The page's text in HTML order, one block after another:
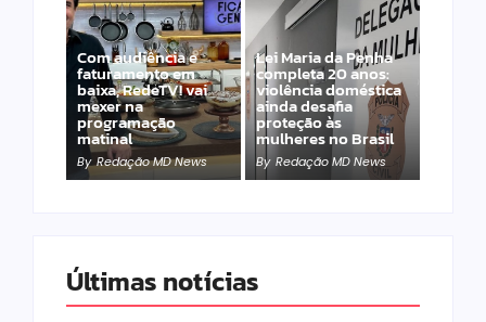
Com audiência e
faturamento em
baixa, RedeTV! vai
mexer na
programação
matinal
By Redação MD News
Lei Maria da Penha
completa 20 anos:
violência doméstica
ainda desafia
proteção às
mulheres no Brasil
By Redação MD News
Últimas notícias